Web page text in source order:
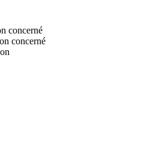
concerné
concerné